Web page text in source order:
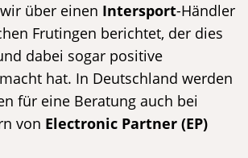
über einen Intersport-Händler
Frutingen berichtet, der dies
dabei sogar positive
hat. In Deutschland werden
für eine Beratung auch bei
von Electronic Partner (EP)